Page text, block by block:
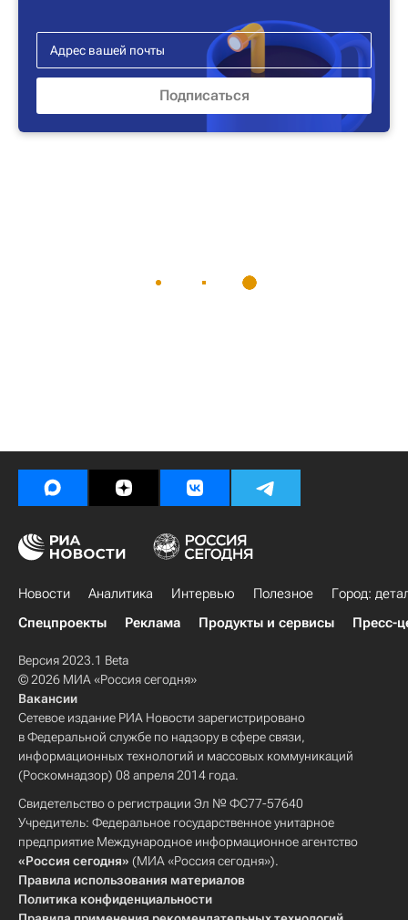
Новости Аналитика Интервью Полезное
Город:
Спецпроекты
Реклама Продукты и сервисы Пресс-
Версия 2023.1 Beta
© 2026 МИА «Россия сегодня»
Вакансии
Сетевое издание РИА Новости зарегистрировано
в Федеральной службе по надзору в сфере связи,
информационных технологий и массовых коммуникаций
(Роскомнадзор) 08 апреля 2014 года.
Свидетельство о регистрации Эл № ФС77-57640
Учредитель: Федеральное государственное унитарное
предприятие Международное информационное агентство
«Россия сегодня» (МИА «Россия сегодня»).
Правила использования материалов
Политика конфиденциальности